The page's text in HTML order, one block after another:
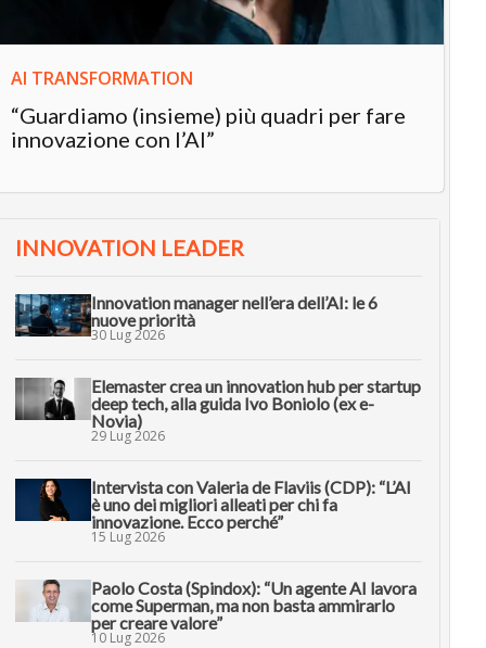
AI TRANSFORMATION
“Guardiamo (insieme) più quadri per fare
innovazione con l’AI”
INNOVATION LEADER
Innovation manager nell’era dell’AI: le 6
nuove priorità
30 Lug 2026
Elemaster crea un innovation hub per startup
deep tech, alla guida Ivo Boniolo (ex e-
Novia)
29 Lug 2026
Intervista con Valeria de Flaviis (CDP): “L’AI
è uno dei migliori alleati per chi fa
innovazione. Ecco perché”
15 Lug 2026
Paolo Costa (Spindox): “Un agente AI lavora
come Superman, ma non basta ammirarlo
per creare valore”
10 Lug 2026